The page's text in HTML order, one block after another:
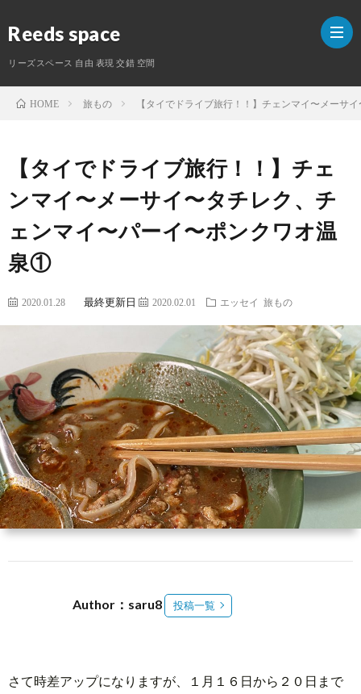
Reeds space
リーズスペース 自由 表現 交錯 空間
紹
介
メ
ン
HOME 旅もの 【タイでドライブ旅行！！】チェンマイ〜メー
【タイでドライブ旅行！！】チェ
ンマイ〜メーサイ〜タチレク、チ
ェンマイ〜パーイ〜ポンクワオ温
泉①
2020.01.28 最終更新日 2020.02.01 エッセイ 旅もの
Author：saru8 投稿一覧
さて時差アップになりますが、１月１６日から２０日まで